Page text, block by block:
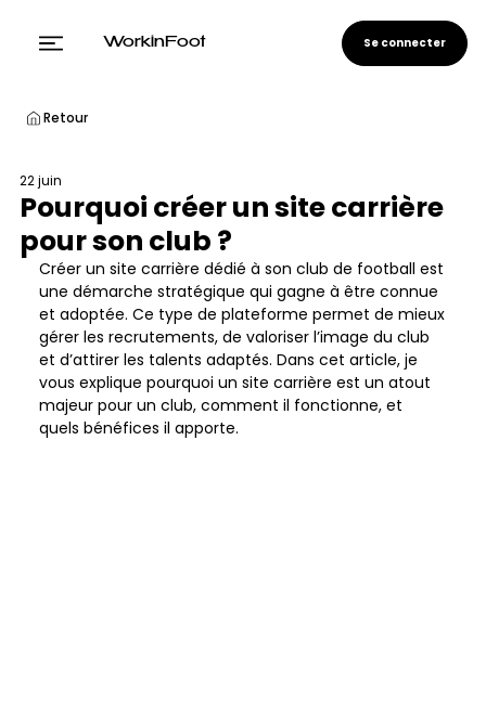
WorkinFoot Se connecter
Retour
Pourquoi créer un site carrière
pour son club ?
22 juin
Créer un site carrière dédié à son club de football est
une démarche stratégique qui gagne à être connue
et adoptée. Ce type de plateforme permet de mieux
gérer les recrutements, de valoriser l’image du club
et d’attirer les talents adaptés. Dans cet article, je
vous explique pourquoi un site carrière est un atout
majeur pour un club, comment il fonctionne, et
quels bénéfices il apporte.